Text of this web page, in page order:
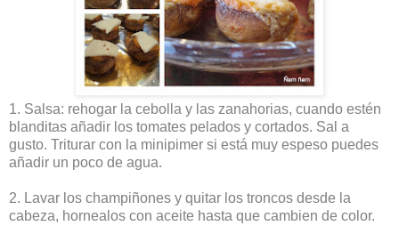
1. Salsa: rehogar la cebolla y las zanahorias, cuando estén
blanditas añadir los tomates pelados y cortados. Sal a
gusto. Triturar con la minipimer si está muy espeso puedes
añadir un poco de agua.
2. Lavar los champiñones y quitar los troncos desde la
cabeza, hornealos con aceite hasta que cambien de color.